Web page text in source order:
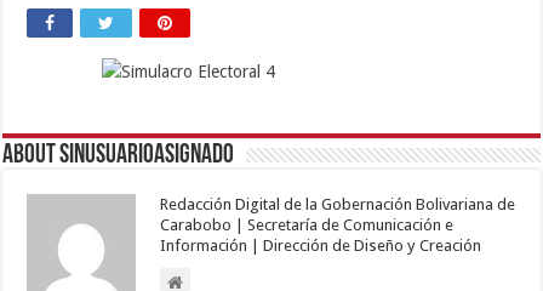
About sinusuarioasignado
Redacción Digital de la Gobernación Bolivariana de
Carabobo | Secretaría de Comunicación e
Información | Dirección de Diseño y Creación